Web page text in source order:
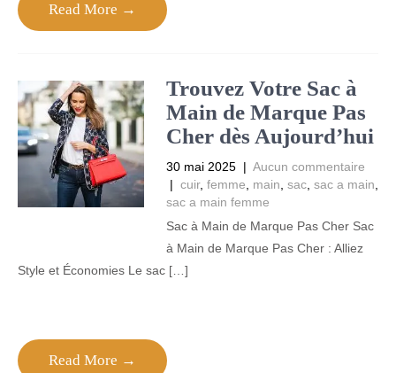
Read More →
Trouvez Votre Sac à
Main de Marque Pas
Cher dès Aujourd’hui
30 mai 2025 | Aucun commentaire
| cuir, femme main sac, sac a main
sac a main femme
Sac à Main de Marque Pas Cher Sac
à Main de Marque Pas Cher : Alliez
Style et Économies Le sac […]
Read More →